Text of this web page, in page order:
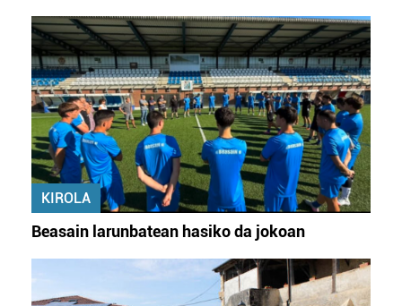
KIROLA
Beasain larunbatean hasiko da jokoan